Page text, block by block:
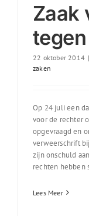
Zaak
22 oktober 2014 |
zaken
Op 24 juli een
voor de rechter
opgevraagd en
verweerschrift
zijn onschuld
rechten hebben
Lees Meer